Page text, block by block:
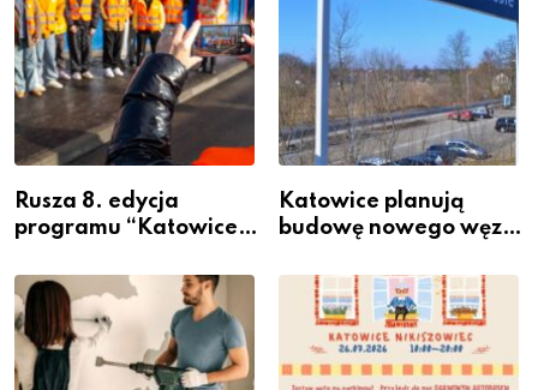
Rusza 8. edycja
programu “Katowice
– nabór dla
przedsiębiorców
Katowice planują
budowę nowego węzła
Podlesiu